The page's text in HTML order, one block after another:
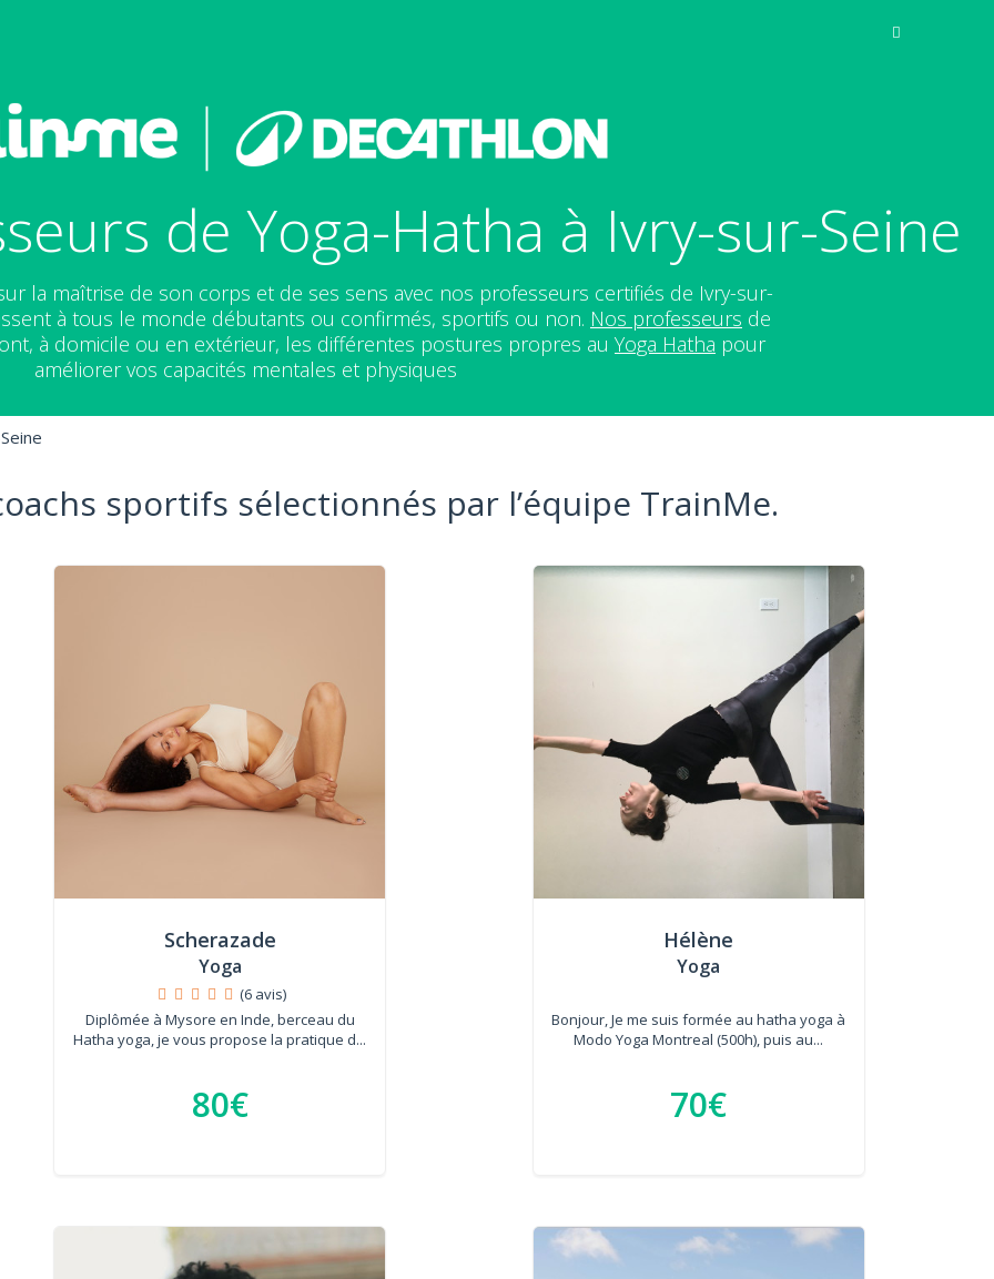
de Yoga-Hatha à Ivry-sur-Seine
la maîtrise de son corps et de ses sens avec nos professeurs certifiés de Ivry-sur-
à tous le monde débutants ou confirmés, sportifs ou non. Nos professeurs de
à domicile ou en extérieur, les différentes postures propres au Yoga Hatha pour
améliorer vos capacités mentales et physiques
sportifs sélectionnés par l’équipe TrainMe.
Scherazade
Yoga
(6 avis)
Diplômée à Mysore en Inde, berceau du
Hatha yoga, je vous propose la pratique d...
80€
Hélène
Yoga
Bonjour, Je me suis formée au hatha yoga à
Modo Yoga Montreal (500h), puis au...
70€